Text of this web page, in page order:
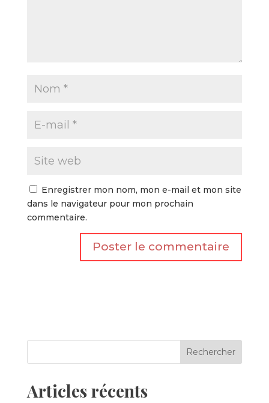
Enregistrer mon nom, mon e-mail et mon site
dans le navigateur pour mon prochain
commentaire.
Articles récents